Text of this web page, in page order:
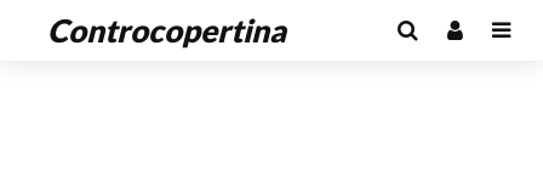
Controcopertina